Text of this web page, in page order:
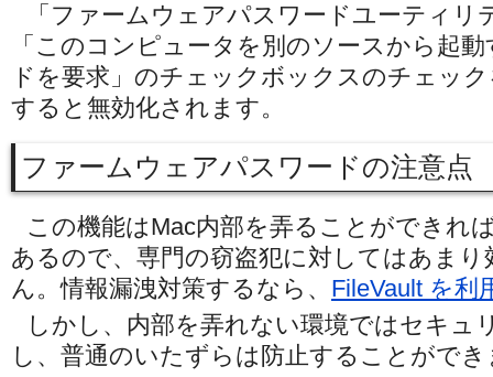
「ファームウェアパスワードユーティリ
「このコンピュータを別のソースから起
ドを要求」のチェックボックスのチェッ
すると無効化されます。
ファームウェアパスワードの注意点
この機能はMac内部を弄ることができれ
あるので、専門の窃盗犯に対してはあま
ん。情報漏洩対策するなら、 FileVault を利
しかし、内部を弄れない環境ではセキュ
し、普通のいたずらは防止することがで